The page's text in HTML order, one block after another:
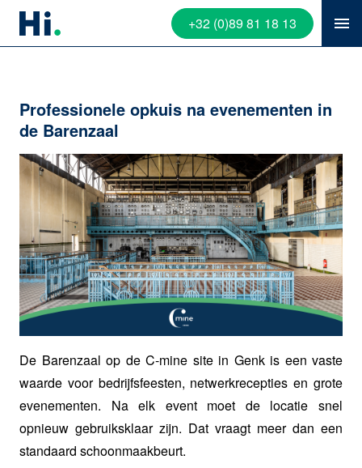
+32 (0)89 81 18 13
Professionele opkuis na evenementen in
de Barenzaal
De Barenzaal op de C-mine site in Genk is een vaste
waarde voor bedrijfsfeesten, netwerkrecepties en grote
evenementen. Na elk event moet de locatie snel
opnieuw gebruiksklaar zijn. Dat vraagt meer dan een
standaard schoonmaakbeurt.